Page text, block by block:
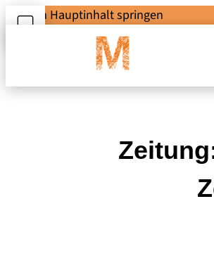
Zum Hauptinhalt springen